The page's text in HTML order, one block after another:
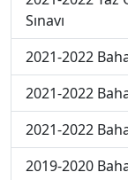
Sınavı
2021-2022
2021-2022
2021-2022
2019-2020